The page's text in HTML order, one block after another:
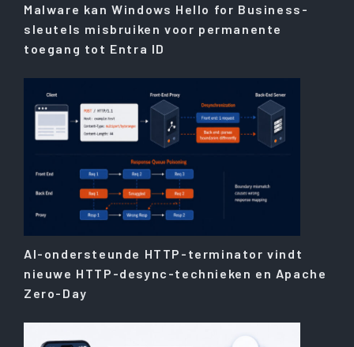
Malware kan Windows Hello for Business-
sleutels misbruiken voor permanente
toegang tot Entra ID
AI-ondersteunde HTTP-terminator vindt
nieuwe HTTP-desync-technieken en Apache
Zero-Day